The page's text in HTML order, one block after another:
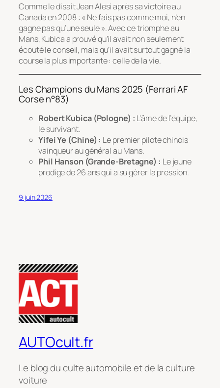
Comme le disait Jean Alesi après sa victoire au
Canada en 2008 : « Ne fais pas comme moi, n’en
gagne pas qu’une seule ». Avec ce triomphe au
Mans, Kubica a prouvé qu’il avait non seulement
écouté le conseil, mais qu’il avait surtout gagné la
course la plus importante : celle de la vie.
Les Champions du Mans 2025 (Ferrari AF
Corse n°83)
Robert Kubica (Pologne) : L’âme de l’équipe,
le survivant.
Yifei Ye (Chine) : Le premier pilote chinois
vainqueur au général au Mans.
Phil Hanson (Grande-Bretagne) : Le jeune
prodige de 26 ans qui a su gérer la pression.
9 juin 2026
AUTOcult.fr
Le blog du culte automobile et de la culture
voiture